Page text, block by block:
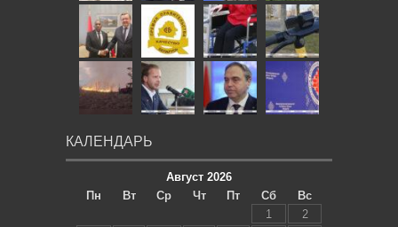
КАЛЕНДАРЬ
Август 2026
Пн
Вт Ср Чт Пт Сб
Вс
1
2